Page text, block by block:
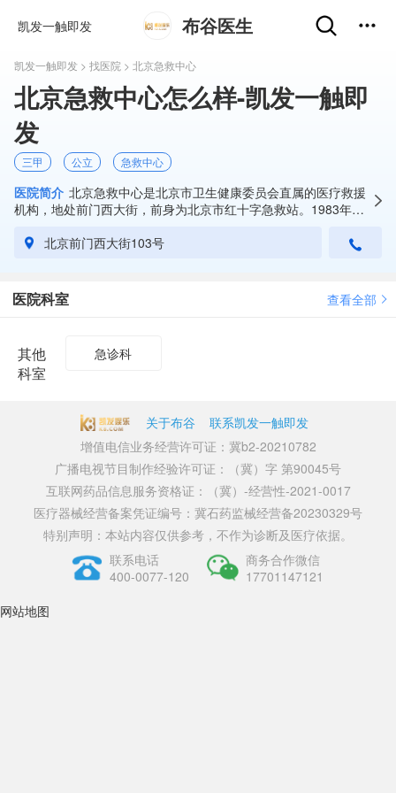
凯发一触即发 布谷医生
凯发一触即发 > 找医院 > 北京急救中心
北京急救中心怎么样-凯发一触即
发
三甲 公立 急救中心
医院简介 北京急救中心是北京市卫生健康委员会直属的医疗救援
机构，地处前门西大街，前身为北京市红十字急救站。1983年意
正式投入运转，同时开通了"1...
北京前门西大街103号
医院科室 查看全部
其他
科室
急诊科
关于布谷
联系凯发一触即发
增值电信业务经营许可证：冀b2-20210782
广播电视节目制作经验许可证：（冀）字 第90045号
互联网药品信息服务资格证：（冀）-经营性-2021-0017
医疗器械经营备案凭证编号：冀石药监械经营备20230329号
特别声明：本站内容仅供参考，不作为诊断及医疗依据。
联系电话
400-0077-120
商务合作微信
17701147121
网站地图